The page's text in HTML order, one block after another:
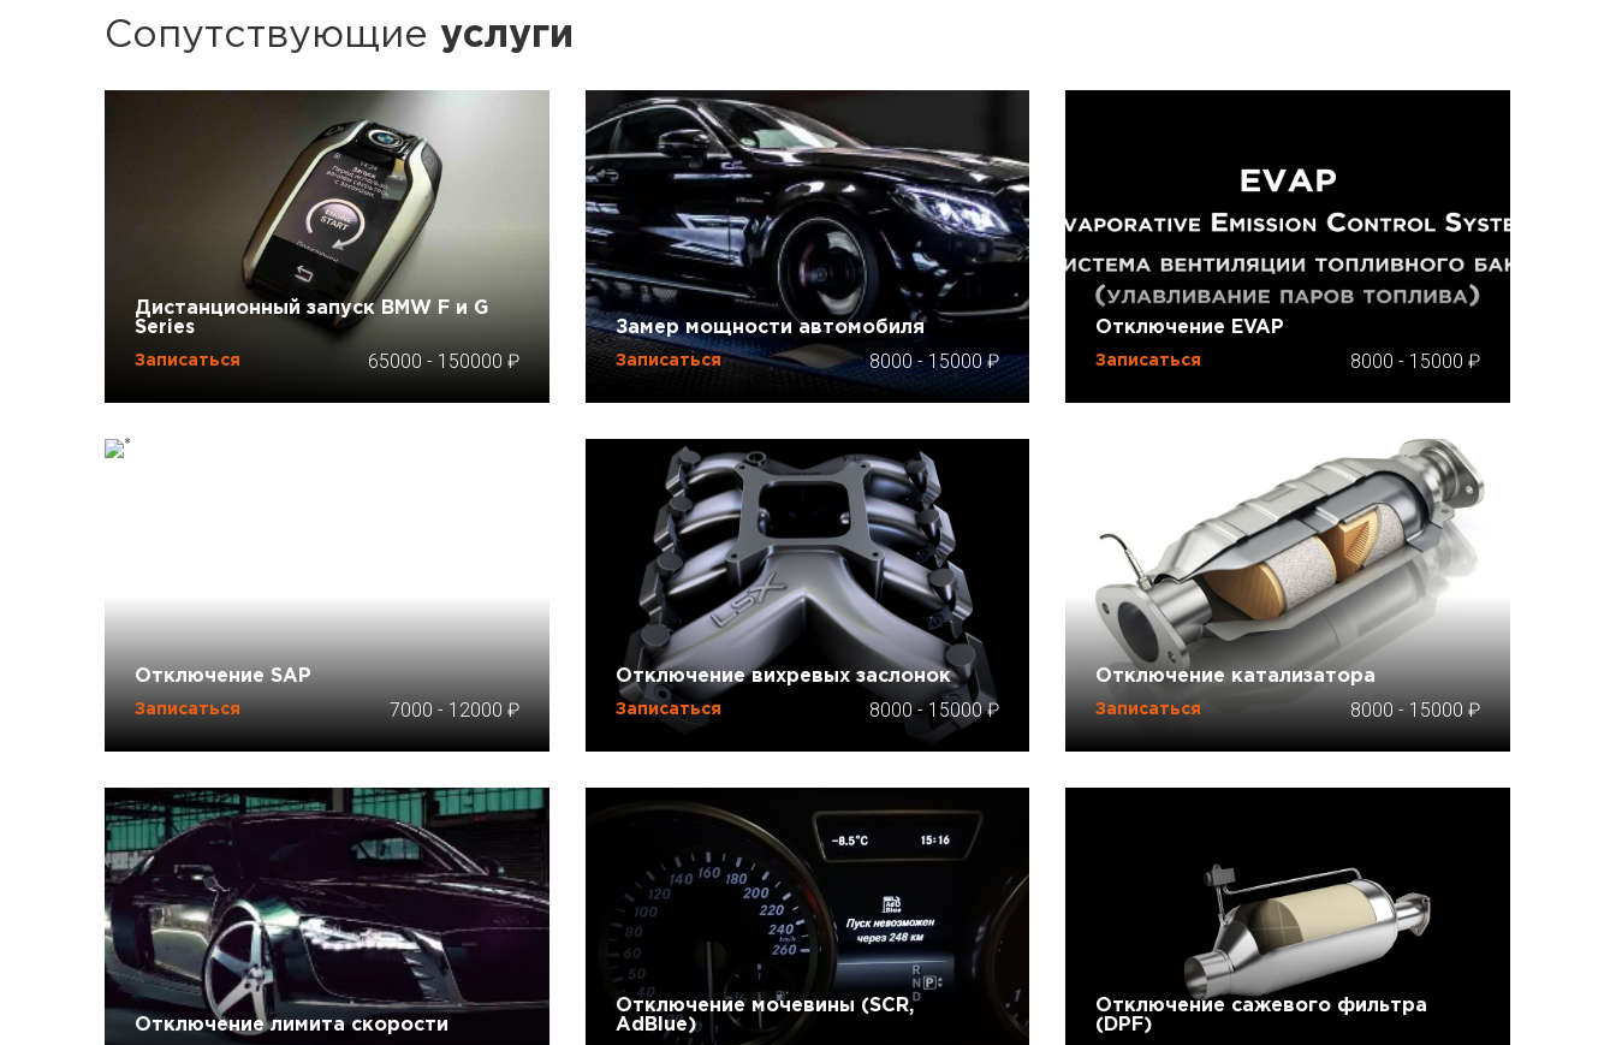
Сопутствующие услуги
Дистанционный запуск BMW F и G
Series
Записаться 65000 - 150000
Замер мощности автомобиля
Записаться 8000-15000
Отключение EVAP
Записаться 8000 - 15000
Отключение SAP
Записаться 7000-12000
Отключение вихревых заслонок
Записаться 8000-15000
Отключение катализатора
Записаться 8000-15000
Отключение лимита скорости
Отключение мочевины (SCR,
AdBlue)
Отключение сажевого фильтра
(DPF)